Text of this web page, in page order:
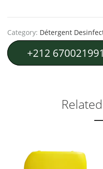
Category: Détergent
+212 670021991